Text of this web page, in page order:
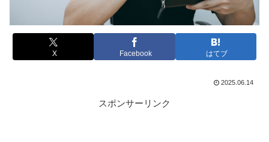
X Facebook はてブ
2025.06.14
スポンサーリンク